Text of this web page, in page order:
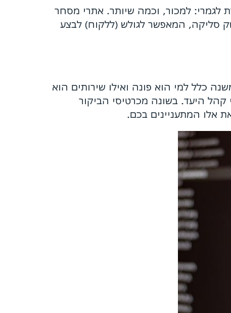
למכור, וכמה שיותר. אתרי מסחר
סליקה, המאפשר לגולש (ללקוח) לבצע
כלל למי הוא פונה ואילו שירותים הוא
קהל היעד. בשונה מכרטיסי הביקור
אלו המתעניינים בכם.